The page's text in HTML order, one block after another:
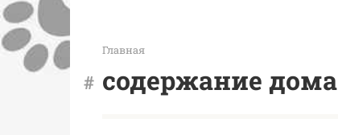
Главная
содержание дома